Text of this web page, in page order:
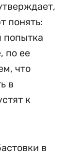
понять:
попытка
по ее
что
в
к
в